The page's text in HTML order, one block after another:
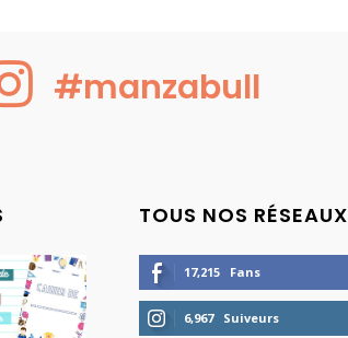
#manzabull
TOUS NOS RÉSEAUX
17,215 Fans
6,967 Suiveurs